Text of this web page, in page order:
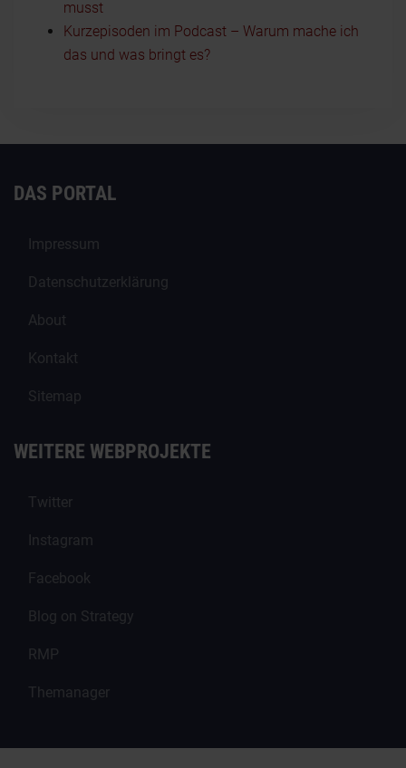
musst
Kurzepisoden im Podcast – Warum mache ich
das und was bringt es?
DAS PORTAL
Impressum
Datenschutzerklärung
About
Kontakt
Sitemap
WEITERE WEBPROJEKTE
Twitter
Instagram
Facebook
Blog on Strategy
RMP
Themanager